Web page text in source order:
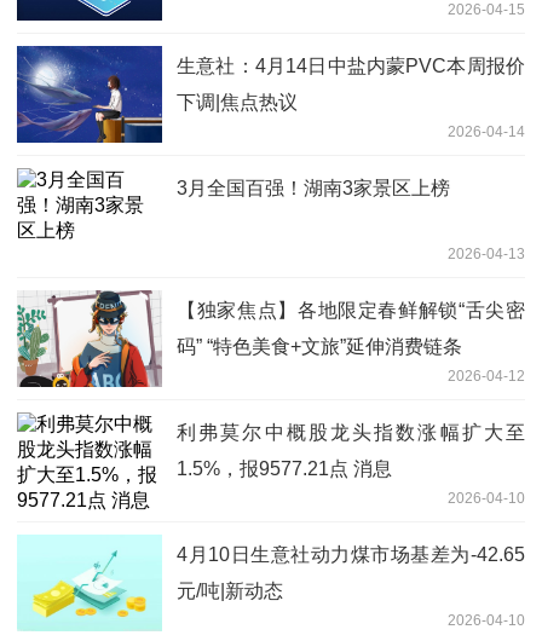
2026-04-15
生意社：4月14日中盐内蒙PVC本周报价
下调|焦点热议
2026-04-14
3月全国百强！湖南3家景区上榜
2026-04-13
【独家焦点】各地限定春鲜解锁“舌尖密
码” “特色美食+文旅”延伸消费链条
2026-04-12
利弗莫尔中概股龙头指数涨幅扩大至
1.5%，报9577.21点 消息
2026-04-10
4月10日生意社动力煤市场基差为-42.65
元/吨|新动态
2026-04-10